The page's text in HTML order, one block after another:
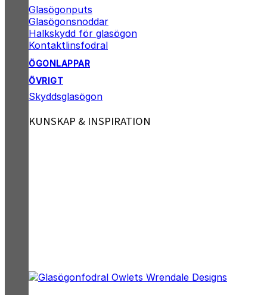
Glasögonputs
Glasögonsnoddar
Halkskydd för glasögon
Kontaktlinsfodral
ÖGONLAPPAR
ÖVRIGT
Skyddsglasögon
KUNSKAP & INSPIRATION